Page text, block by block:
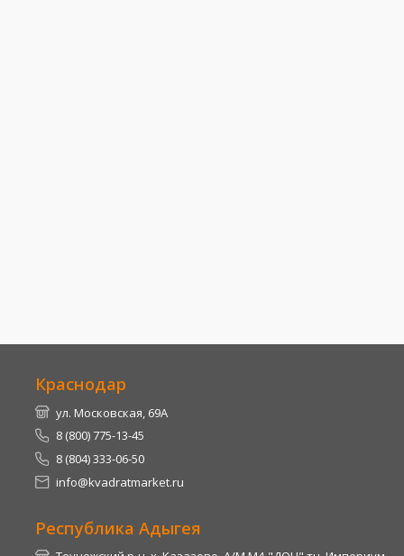
Краснодар
ул. Московская, 69А
8 (800) 775-13-45
8 (804) 333-06-50
info@kvadratmarket.ru
Республика Адыгея